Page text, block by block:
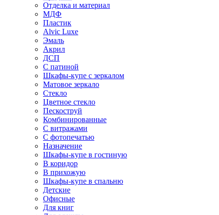
Отделка и материал
МДФ
Пластик
Alvic Luxe
Эмаль
Акрил
ДСП
С патиной
Шкафы-купе с зеркалом
Матовое зеркало
Стекло
Цветное стекло
Пескоструй
Комбинированные
С витражами
С фотопечатью
Назначение
Шкафы-купе в гостиную
В коридор
В прихожую
Шкафы-купе в спальню
Детские
Офисные
Для книг